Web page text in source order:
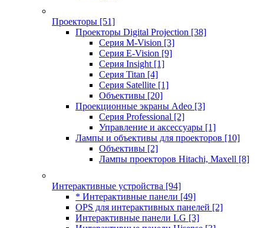
Проекторы [51]
Проекторы Digital Projection [38]
Серия M-Vision [3]
Серия E-Vision [9]
Серия Insight [1]
Серия Titan [4]
Серия Satellite [1]
Объективы [20]
Проекционные экраны Adeo [3]
Серия Professional [2]
Управление и аксессуары [1]
Лампы и объективы для проекторов [10]
Объективы [2]
Лампы проекторов Hitachi, Maxell [8]
Интерактивные устройства [94]
* Интерактивные панели [49]
OPS для интерактивных панелей [2]
Интерактивные панели LG [3]